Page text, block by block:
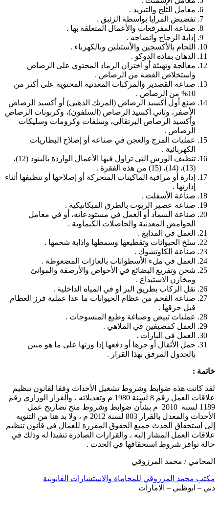
معامل الثلج والتبريد .
تفضيض المرايا بواسطة الزئبق .
صناعة المفرقعات والأعمال المتعلقة بها .
إذابة الزجاج وانضاجه .
اللحام بالأكسجين والأستيلين وبالكهرباء .
الدهان بمادة الدوكو .
معالجة وتهيئة أو اختزان الرماد المحتوي على الرصاص
واستخلاص الفضة من الرصاص .
صناعة القصدير والمركبات المعدنية المحتوية على أكثر من
10% من الرصاص .
صنع أول أكسيد الرصاص (المرتك الذهبي) أو أكسيد الرصاص
الأصفر، وثاني أكسيد الرصاص (السلفون)، وكربونات الرصاص
وأكسيد الرصاص البرتقالي، وسلفات وكرومات وسليكات
الرصاص .
عمليات المزج والعجن في صناعة أو إصلاح البطاريات
الكهربائية .
تنظيف الورش التي تزاول فيها الأعمال الواردة بالبنود (12)،
(13)، (14)، (15) من هذه الفقرة .
إدارة أو مراقبة الماكينات المتحركة أو إصلاحها أو تنظيفها أثناء
إدارتها .
صناعة الأسفلت .
صناعة عصير الزيوت بالطرق الميكانيكية .
صناعة السماد أو العمل في مستودعاته، أو في معامل
الحوامض المعدنية والحاصلات الكيماوية .
العمل في المدابغ .
سلخ الحيوانات وتقطيعها وسمطها واذابة شحمها .
صناعة الكاوتشوك .
العمل في ملء الأسطوانات بالغازات المضغوطة .
شحن وتفريغ البضائع في الأحواض والأرصفة والموانئ
ومخازن الاستيداع .
نقل الركاب بطريق البر أو في المياه الداخلية .
صناعة الفحم من عظام الحيوانات ما عدا عملية فرز العظام
قبل حرقها .
عمليات تبيض وصباغة وطبع المنسوجات .
العمل كمضيفين في الملاهي .
العمل في البارات .
حمل الأثقال أو جرها أو دفعها إذا وزنها على ما هو مبين
بالجدول المرفق بهذا القرار .
خاتمة :
لقد كانت هذه ضوابط وشروط تشغيل الأحداث وفقا لقانون تنظيم
علاقات العمل رقم 8 لسنة 1980 م وتعديلاته ، والقرار الوزاري رقم
1189 لسنة 2010 م بشأن ضوابط وشروط منح تصاريح عمل
الأحداث والمعدل بالقرار 803 لسنة 2012 م ، ولا بد هنا من التنويه
إلى استحقاق الحدث جميع الحقوق المقررة للعمال في قانون تنظيم
علاقات العمل المشار إليه ، والقرارات الصادرة تنفيذا له وذلك في
حالة توافر شروط استحقاقها في الحدث .
المحامي / محمد المرزوقي
مكتب محمد المرزوقي للمحاماة والاستشارات القانونية
دبي – ابوظبي – الامارات